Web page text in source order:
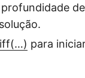
para